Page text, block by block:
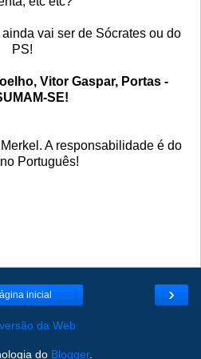
vai ser de Sócrates ou do
PS!
Vitor Gaspar, Portas -
SE!
A responsabilidade é do
Português!
›
inicial
da Web
do Blogger.